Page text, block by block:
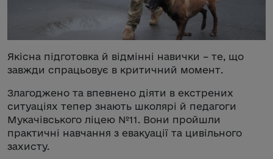
Якісна підготовка й відмінні навички – те, що
завжди спрацьовує в критичний момент.
Злагоджено та впевнено діяти в екстрених
ситуаціях тепер знають школярі й педагоги
Мукачівського ліцею №11. Вони пройшли
практичні навчання з евакуації та цивільного
захисту.